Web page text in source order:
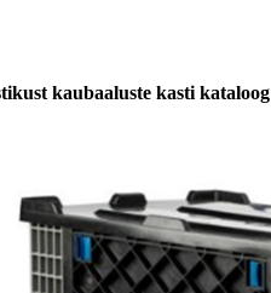
kaubaaluste kasti kataloog